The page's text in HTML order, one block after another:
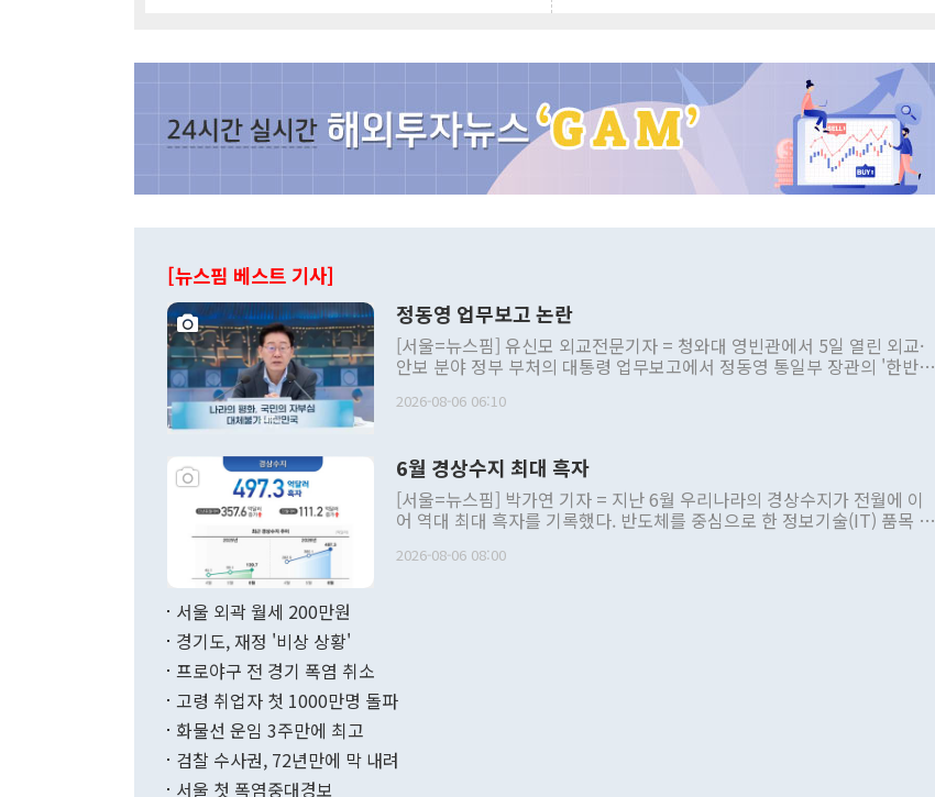
[뉴스핌 베스트 기사]
정동영 업무보고 논란
[서울=뉴스핌] 유신모 외교전문기자 = 청와대 영빈관에서 5일 열린 외교·
안보 분야 정부 부처의 대통령 업무보고에서 정동영 통일부 장관의 '한반도
발언 중에는 정부 내 조율을 거치지 않은 사안을 정책으로 추진하겠다고 공
주의적 희망에 근거한 비현실적 구상'이라는 비판을 내놨다. 그동안 정 장
관의 대북 정책 관련 발언이 물의를 빚은 적은 여러 번 있지만 대통령과 유
관 부처 장관이 공개적으로 부정적 입장을 표명한 것은 이례적이다. 정 장
관의 무리한 대북 접근법과 월권을 제어해야 한다는 목소리도 높아지고 있
다. [정동영 통일부 장관이 지난달 23일 오후 서울 종로구 정부서울청사에
무너졌다고도 했다. 또 "현 시점에서 흘러간 선(先)비핵화만 되뇌는 것은
함께 4자 대화의 동력을 확보하기 위해 최선을 다할 것"이라고 말했다. 하
2026-08-06 06:10
6월 경상수지 최대 흑자
[서울=뉴스핌] 박가연 기자 = 지난 6월 우리나라의 경상수지가 전월에 이
어 역대 최대 흑자를 기록했다. 반도체를 중심으로 한 정보기술(IT) 품목 수
료=한국은행] 한국은행이 6일 발표한 '2026년 6월 국제수지(잠정)'에 따르
며 월간 기준 처음으로 1000억달러를 넘어섰다. 상품수입은 644억8000만
196.9% 급증했고 컴퓨터·주변기기(SSD)는 282.7% 증가했다. IT 품목
수출은 160.4% 늘었으며 비IT 품목도 ▲석유제품(47.5%) ▲화공품
2026-08-06 08:00
서울 외곽 월세 200만원
경기도, 재정 '비상 상황'
프로야구 전 경기 폭염 취소
고령 취업자 첫 1000만명 돌파
화물선 운임 3주만에 최고
검찰 수사권, 72년만에 막 내려
서울 첫 폭염중대경보